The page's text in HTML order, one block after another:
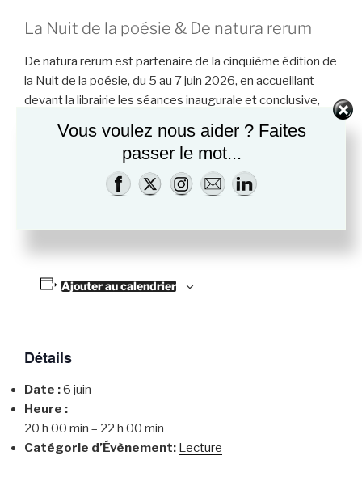
La Nuit de la poésie & De natura rerum
De natura rerum est partenaire de la cinquième édition de
la Nuit de la poésie, du 5 au 7 juin 2026, en accueillant
devant la librairie les séances inaugurale et conclusive,
poétique transportée dans le jardin Saint-Césaire ainsi
qu’une lecture en musique deVita novade Louise Glück
par Nolwenn Moreau et Gilles Chiarel le samedi soir dans
Ajouter au calendrier
Détails
Date :6 juin
Heure :
20 h 00 min – 22 h 00 min
Catégorie d’Évènement: Lecture
Vous voulez nous aider ? Faites
passer le mot...